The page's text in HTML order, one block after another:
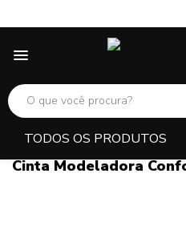
TODOS OS PRODUTOS
Calcinha Fio Dental
Cinta Modeladora